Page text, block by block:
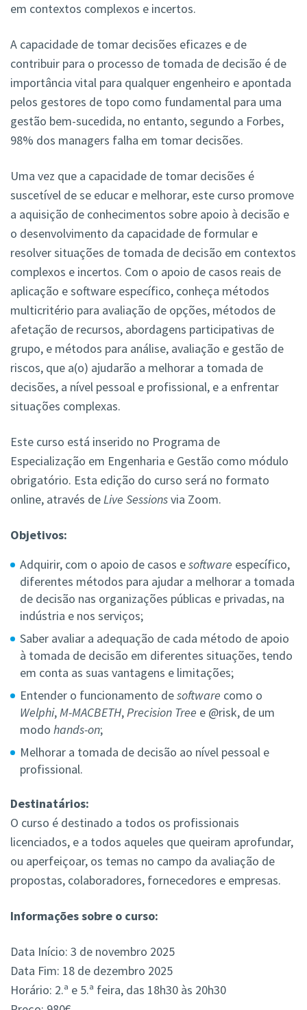
em contextos complexos e incertos.
A capacidade de tomar decisões eficazes e de
contribuir para o processo de tomada de decisão é de
importância vital para qualquer engenheiro e apontada
pelos gestores de topo como fundamental para uma
gestão bem-sucedida, no entanto, segundo a Forbes,
98% dos managers falha em tomar decisões.
Uma vez que a capacidade de tomar decisões é
suscetível de se educar e melhorar, este curso promove
a aquisição de conhecimentos sobre apoio à decisão e
o desenvolvimento da capacidade de formular e
resolver situações de tomada de decisão em contextos
complexos e incertos. Com o apoio de casos reais de
aplicação e software específico, conheça métodos
multicritério para avaliação de opções, métodos de
afetação de recursos, abordagens participativas de
grupo, e métodos para análise, avaliação e gestão de
riscos, que a(o) ajudarão a melhorar a tomada de
decisões, a nível pessoal e profissional, e a enfrentar
situações complexas.
Este curso está inserido no Programa de
Especialização em Engenharia e Gestão como módulo
obrigatório. Esta edição do curso será no formato
online, através deLive Sessionsvia Zoom.
Objetivos:
Adquirir, com o apoio de casos esoftware específico,
diferentes métodos para ajudar a melhorar a tomada
de decisão nas organizações públicas e privadas, na
indústria e nos serviços;
Saber avaliar a adequação de cada método de apoio
à tomada de decisão em diferentes situações, tendo
em conta as suas vantagens e limitações;
Entender o funcionamento desoftware como o
Welphi,M-MACBETH,Precision Tree e @risk, de um
modo hands-on;
Melhorar a tomada de decisão ao nível pessoal e
profissional.
Destinatários:
O curso é destinado a todos os profissionais
licenciados, e a todos aqueles que queiram aprofundar,
ou aperfeiçoar, os temas no campo da avaliação de
propostas, colaboradores, fornecedores e empresas.
Informações sobre o curso:
Data Início: 3 de novembro 2025
Data Fim: 18 de dezembro 2025
Horário: 2.ª e 5.ª feira, das 18h30 às 20h30